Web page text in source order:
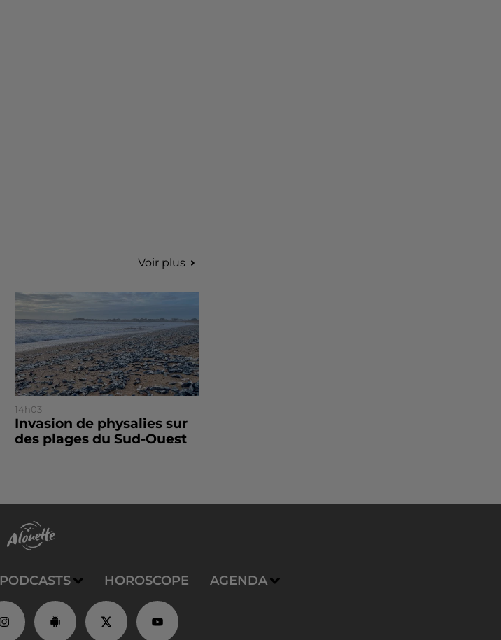
Voir plus
14h03
Invasion de physalies sur
des plages du Sud-Ouest
PODCASTS HOROSCOPE AGENDA